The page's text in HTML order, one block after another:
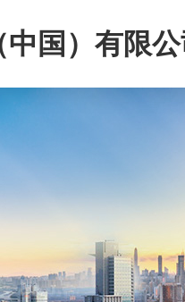
中国）有限